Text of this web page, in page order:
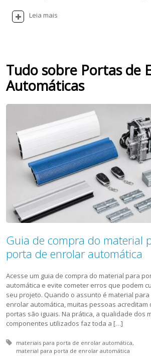
Leia mais
Tudo sobre Portas de
Automáticas
Guia de compra do material
porta de enrolar automática
Acesse um guia de compra do material para
automática e evite cometer erros que podem
seu projeto. Quando o assunto é material
enrolar automática, muitas pessoas acreditam
portas são iguais. Na prática, a qualidade dos
componentes utilizados faz toda a […]
Tagged with:
materiais para porta de enrolar automática
material para porta de enrolar automática